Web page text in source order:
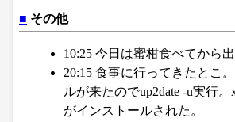
■ その他
10:25 今日は蜜柑食べてから出
20:15 食事に行ってきたとこ
ルが来たのでup2date -u実行。
がインストールされた。